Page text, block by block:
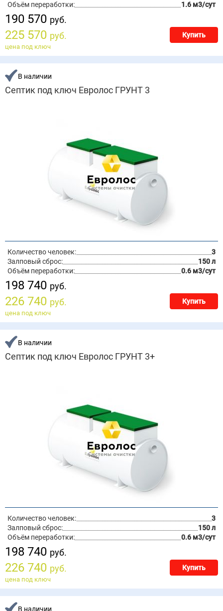
Объём переработки:
1.6 м3/сут
190 570 руб.
225 570 руб. Купить
цена под ключ
В наличии
Септик под ключ Евролос ГРУНТ 3
Количество человек:
3
Залповый сброс:
150 л
Объём переработки:
0.6 м3/сут
198 740 руб.
226 740 руб. Купить
цена под ключ
В наличии
Септик под ключ Евролос ГРУНТ 3+
Количество человек:
3
Залповый сброс:
150 л
Объём переработки:
0.6 м3/сут
198 740 руб.
226 740 руб. Купить
цена под ключ
В наличии